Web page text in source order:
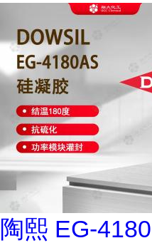
陶熙 EG-